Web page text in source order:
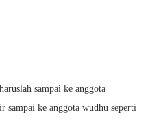
sampai ke anggota
sampai ke anggota wudhu seperti